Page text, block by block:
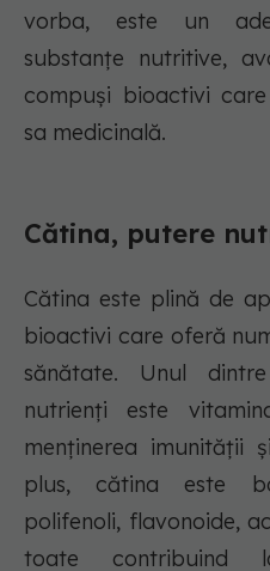
vorba, este un
substanțe nutritive,
compuși bioactivi
sa medicinală.
Cătina, putere
Cătina este plină de
bioactivi care oferă
sănătate. Unul
nutrienți este
menținerea imunității
plus, cătina este
polifenoli, flavonoide,
toate contribuind